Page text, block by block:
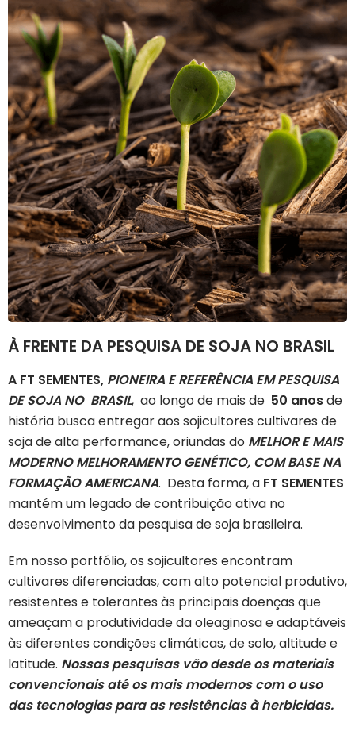
À FRENTE DA PESQUISA DE SOJA NO BRASIL
A FT SEMENTES, PIONEIRA E REFERÊNCIA EM PESQUISA
DE SOJA NO BRASIL, ao longo de mais de 50 anosde
história busca entregar aos sojicultores cultivares de
soja de alta performance, oriundas do MELHOR E MAIS
MODERNO MELHORAMENTO GENÉTICO, COM BASE NA
FORMAÇÃO AMERICANA. Desta forma, a FT SEMENTES
mantém um legado de contribuição ativa no
desenvolvimento da pesquisa de soja brasileira.
Em nosso portfólio, os sojicultores encontram
cultivares diferenciadas, com alto potencial produtivo,
resistentes e tolerantes às principais doenças que
ameaçam a produtividade da oleaginosa e adaptáveis
às diferentes condições climáticas, de solo, altitude e
latitude. Nossas pesquisas vão desde os materiais
convencionais até os mais modernos com o uso
das tecnologias para as resistências à herbicidas.